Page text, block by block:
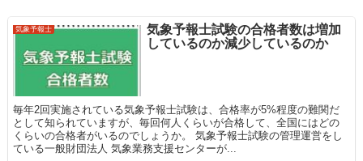
気象予報士
気象予報士試験の合格者数は増加
しているのか減少しているのか
毎年2回実施されている気象予報士試験は、合格率が5%程度の難関だ
として知られていますが、毎回何人くらいが合格して、全国にはどの
くらいの合格者がいるのでしょうか。 気象予報士試験の管理運営をし
ている一般財団法人 気象業務支援センターが...